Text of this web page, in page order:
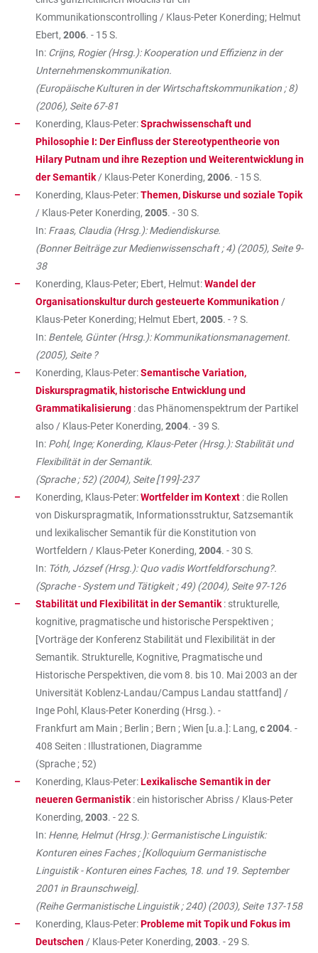
Kommunikationscontrolling / Klaus-Peter Konerding; Helmut
Ebert, 2006. - 15 S.
In: Crijns, Rogier (Hrsg.): Kooperation und Effizienz in der
Unternehmenskommunikation.
(Europäische Kulturen in der Wirtschaftskommunikation ; 8)
(2006), Seite 67-81
Konerding, Klaus-Peter:Sprachwissenschaft und
Philosophie I: Der Einfluss der Stereotypentheorie von
Hilary Putnam und ihre Rezeption und Weiterentwicklung in
der Semantik / Klaus-Peter Konerding, 2006. - 15 S.
Konerding, Klaus-Peter:Themen, Diskurse und soziale Topik
/ Klaus-Peter Konerding, 2005. - 30 S.
In: Fraas, Claudia (Hrsg.): Mediendiskurse.
(Bonner Beiträge zur Medienwissenschaft ; 4) (2005), Seite 9-
38
Konerding, Klaus-Peter; Ebert, Helmut:Wandel der
Organisationskultur durch gesteuerte Kommunikation /
Klaus-Peter Konerding; Helmut Ebert, 2005. - ? S.
In: Bentele, Günter (Hrsg.): Kommunikationsmanagement.
(2005), Seite ?
Konerding, Klaus-Peter:Semantische Variation,
Diskurspragmatik, historische Entwicklung und
Grammatikalisierung : das Phänomenspektrum der Partikel
also / Klaus-Peter Konerding, 2004. - 39 S.
In: Pohl, Inge; Konerding, Klaus-Peter (Hrsg.): Stabilität und
Flexibilität in der Semantik.
(Sprache ; 52) (2004), Seite [199]-237
Konerding, Klaus-Peter:Wortfelder im Kontext : die Rollen
von Diskurspragmatik, Informationsstruktur, Satzsemantik
und lexikalischer Semantik für die Konstitution von
Wortfeldern / Klaus-Peter Konerding, 2004. - 30 S.
In: Tóth, József (Hrsg.): Quo vadis Wortfeldforschung?.
(Sprache - System und Tätigkeit ; 49) (2004), Seite 97-126
Stabilität und Flexibilität in der Semantik : strukturelle,
kognitive, pragmatische und historische Perspektiven ;
[Vorträge der Konferenz Stabilität und Flexibilität in der
Semantik. Strukturelle, Kognitive, Pragmatische und
Historische Perspektiven, die vom 8. bis 10. Mai 2003 an der
Universität Koblenz-Landau/Campus Landau stattfand] /
Inge Pohl, Klaus-Peter Konerding (Hrsg.). -
Frankfurt am Main ; Berlin ; Bern ; Wien [u.a.]: Lang, c 2004. -
408 Seiten : Illustrationen, Diagramme
(Sprache ; 52)
Konerding, Klaus-Peter:Lexikalische Semantik in der
neueren Germanistik : ein historischer Abriss / Klaus-Peter
Konerding, 2003. - 22 S.
In: Henne, Helmut (Hrsg.): Germanistische Linguistik:
Konturen eines Faches ; [Kolloquium Germanistische
Linguistik - Konturen eines Faches, 18. und 19. September
2001 in Braunschweig].
(Reihe Germanistische Linguistik ; 240) (2003), Seite 137-158
Konerding, Klaus-Peter:Probleme mit Topik und Fokus im
Deutschen / Klaus-Peter Konerding, 2003. - 29 S.